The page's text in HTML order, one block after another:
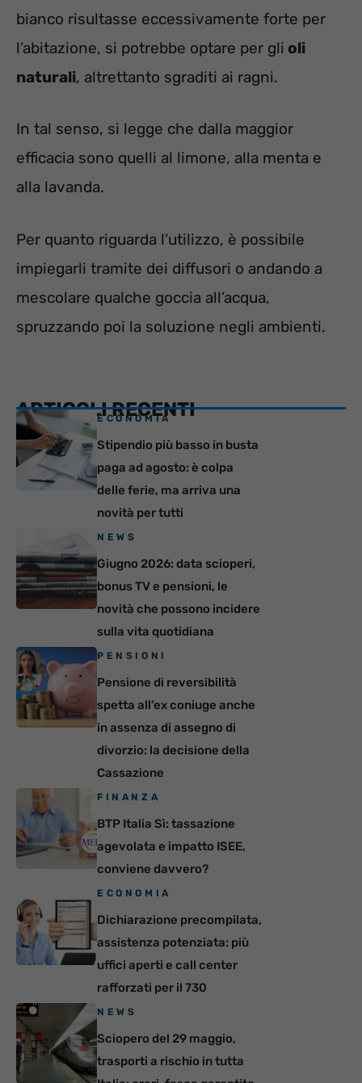
bianco risultasse eccessivamente forte per
l’abitazione, si potrebbe optare per gli oli
naturali, altrettanto sgraditi ai ragni.
In tal senso, si legge che dalla maggior
efficacia sono quelli al limone, alla menta e
alla lavanda.
Per quanto riguarda l’utilizzo, è possibile
impiegarli tramite dei diffusori o andando a
mescolare qualche goccia all’acqua,
spruzzando poi la soluzione negli ambienti.
ARTICOLI RECENTI
ECONOMIA
Stipendio più basso in busta
paga ad agosto: è colpa
delle ferie, ma arriva una
novità per tutti
NEWS
Giugno 2026: data scioperi,
bonus TV e pensioni, le
novità che possono incidere
sulla vita quotidiana
PENSIONI
Pensione di reversibilità
spetta all’ex coniuge anche
in assenza di assegno di
divorzio: la decisione della
Cassazione
FINANZA
BTP Italia Sì: tassazione
agevolata e impatto ISEE,
conviene davvero?
ECONOMIA
Dichiarazione precompilata,
assistenza potenziata: più
uffici aperti e call center
rafforzati per il 730
NEWS
Sciopero del 29 maggio,
trasporti a rischio in tutta